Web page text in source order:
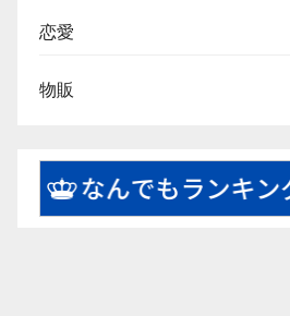
恋愛
物販